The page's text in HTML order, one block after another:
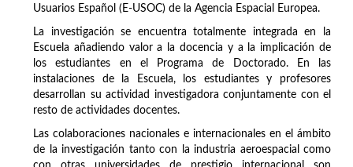
Usuarios Español (E-USOC) de la Agencia Espacial Europea.
La investigación se encuentra totalmente integrada en la
Escuela añadiendo valor a la docencia y a la implicación de
los estudiantes en el Programa de Doctorado. En las
instalaciones de la Escuela, los estudiantes y profesores
desarrollan su actividad investigadora conjuntamente con el
resto de actividades docentes.
Las colaboraciones nacionales e internacionales en el ámbito
de la investigación tanto con la industria aeroespacial como